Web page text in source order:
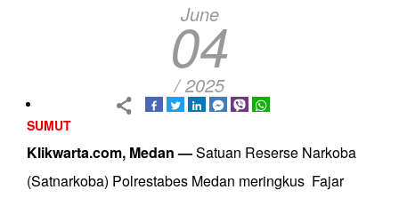
June
04
/ 2025
SUMUT
Klikwarta.com, Medan —Satuan Reserse Narkoba
(Satnarkoba) Polrestabes Medan meringkus Fajar